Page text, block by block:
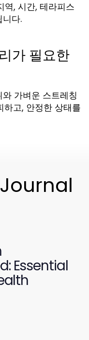
역, 시간, 테라피스
다.
가 필요한
가벼운 스트레칭
하고, 안정한 상태를
Essential